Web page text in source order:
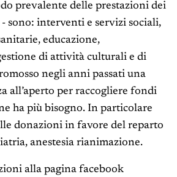
prevalente delle prestazioni dei
sono: interventi e servizi sociali,
educazione,
di attività culturali e di
negli anni passati una
all’aperto per raccogliere fondi
ha più bisogno. In particolare
donazioni in favore del reparto
anestesia rianimazione.
alla pagina facebook